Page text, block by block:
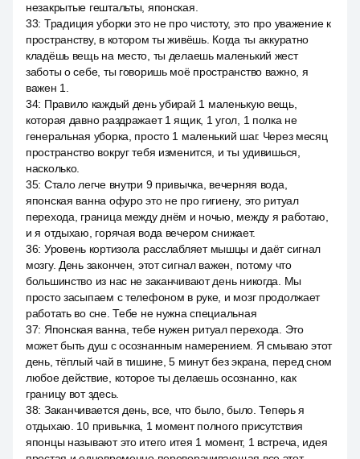
незакрытые гештальты, японская.
33: Традиция уборки это не про чистоту, это про уважение к
пространству, в котором ты живёшь. Когда ты аккуратно
кладёшь вещь на место, ты делаешь маленький жест
заботы о себе, ты говоришь моё пространство важно, я
важен 1.
34: Правило каждый день убирай 1 маленькую вещь,
которая давно раздражает 1 ящик, 1 угол, 1 полка не
генеральная уборка, просто 1 маленький шаг. Через месяц
пространство вокруг тебя изменится, и ты удивишься,
насколько.
35: Стало легче внутри 9 привычка, вечерняя вода,
японская ванна офуро это не про гигиену, это ритуал
перехода, граница между днём и ночью, между я работаю,
и я отдыхаю, горячая вода вечером снижает.
36: Уровень кортизола расслабляет мышцы и даёт сигнал
мозгу. День закончен, этот сигнал важен, потому что
большинство из нас не заканчивают день никогда. Мы
просто засыпаем с телефоном в руке, и мозг продолжает
работать во сне. Тебе не нужна специальная
37: Японская ванна, тебе нужен ритуал перехода. Это
может быть душ с осознанным намерением. Я смываю этот
день, тёплый чай в тишине, 5 минут без экрана, перед сном
любое действие, которое ты делаешь осознанно, как
границу вот здесь.
38: Заканчивается день, все, что было, было. Теперь я
отдыхаю. 10 привычка, 1 момент полного присутствия
японцы называют это итего итея 1 момент, 1 встреча, идея